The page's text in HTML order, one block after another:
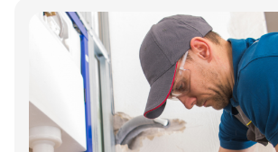
Annonce